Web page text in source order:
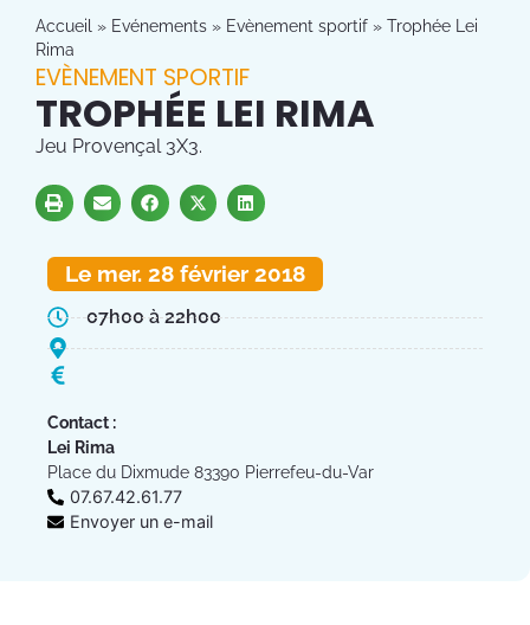
Accueil » Evénements » Evènement sportif » Trophée Lei
Rima
EVÈNEMENT SPORTIF
TROPHÉE LEI RIMA
Jeu Provençal 3X3.
Le mer. 28 février 2018
07h00 à 22h00
Contact :
Lei Rima
Place du Dixmude 83390 Pierrefeu-du-Var
07.67.42.61.77
Envoyer un e-mail